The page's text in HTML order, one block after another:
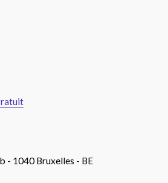
- 1040 Bruxelles - BE